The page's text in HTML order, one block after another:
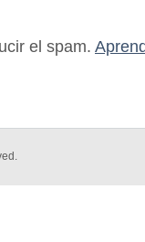
el spam.